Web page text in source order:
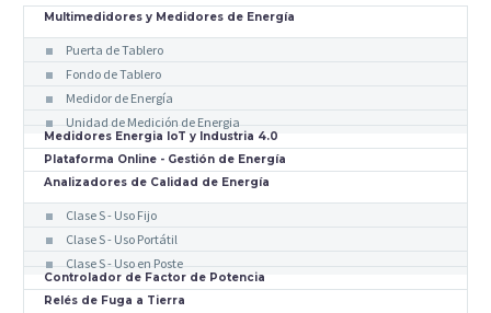
Multimedidores y Medidores de Energía
Puerta de Tablero
Fondo de Tablero
Medidor de Energía
Unidad de Medición de Energia
Medidores Energia IoT y Industria 4.0
Plataforma Online - Gestión de Energía
Analizadores de Calidad de Energía
Clase S - Uso Fijo
Clase S - Uso Portátil
Clase S - Uso en Poste
Controlador de Factor de Potencia
Relés de Fuga a Tierra